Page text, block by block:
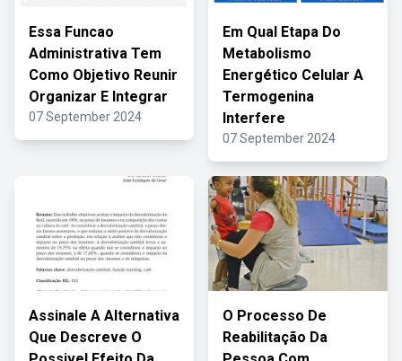
Essa Funcao
Administrativa Tem
Como Objetivo Reunir
Organizar E Integrar
07 September 2024
Em Qual Etapa Do
Metabolismo
Energético Celular A
Termogenina
Interfere
07 September 2024
Assinale A Alternativa
Que Descreve O
O Processo De
Reabilitação Da